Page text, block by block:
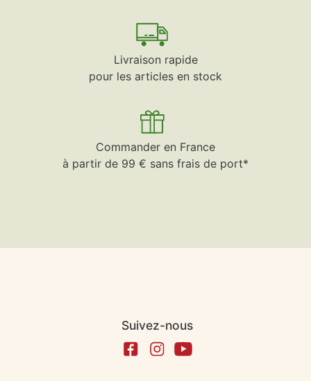
Livraison rapide
pour les articles en stock
Commander en France
à partir de 99 € sans frais de port*
Suivez-nous